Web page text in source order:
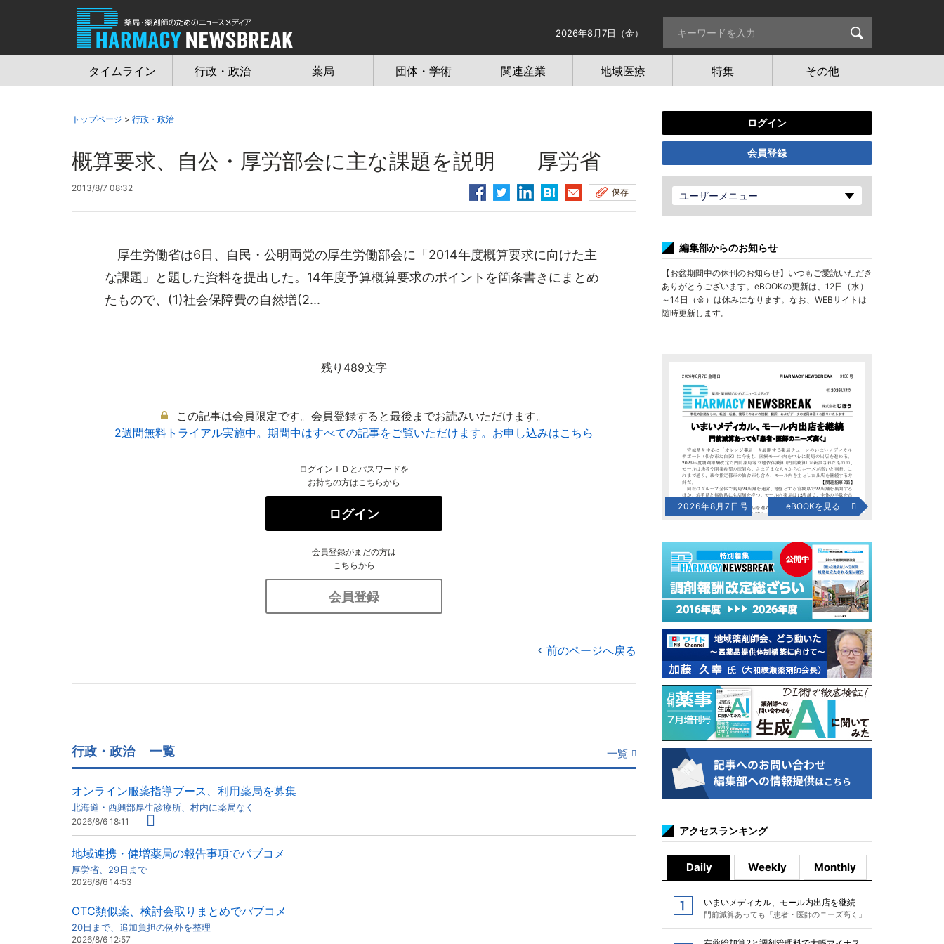
2026年8月7日（金）
タイムライン 行政・政治 薬局 団体・学術 関連産業 地域医療 特集 その他
トップページ > 行政・政治
概算要求、自公・厚労部会に主な課題を説明 厚労省
2013/8/7 08:32 保存
厚生労働省は6日、自民・公明両党の厚生労働部会に「2014年度概算要求に向けた主
な課題」と題した資料を提出した。14年度予算概算要求のポイントを箇条書きにまとめ
たもので、(1)社会保障費の自然増(2...
残り489文字
この記事は会員限定です。会員登録すると最後までお読みいただけます。
2週間無料トライアル実施中。期間中はすべての記事をご覧いただけます。お申し込みはこちら
ログインＩＤとパスワードを
お持ちの方はこちらから
ログイン
会員登録がまだの方は
こちらから
会員登録
前のページへ戻る
行政・政治 一覧 一覧
オンライン服薬指導ブース、利用薬局を募集
北海道・西興部厚生診療所、村内に薬局なく
2026/8/6 18:11
地域連携・健増薬局の報告事項でパブコメ
厚労省、29日まで
2026/8/6 14:53
OTC類似薬、検討会取りまとめでパブコメ
20日まで、追加負担の例外を整理
2026/8/6 12:57
ログイン
会員登録
ユーザーメニュー
編集部からのお知らせ
【お盆期間中の休刊のお知らせ】いつもご愛読いただき
ありがとうございます。eBOOKの更新は、12日（水）
～14日（金）は休みになります。なお、WEBサイトは
随時更新します。
2026年8月7日号 eBOOKを見る
アクセスランキング
Daily Weekly Monthly
いまいメディカル、モール内出店を継続
門前減算あっても「患者・医師のニーズ高く」